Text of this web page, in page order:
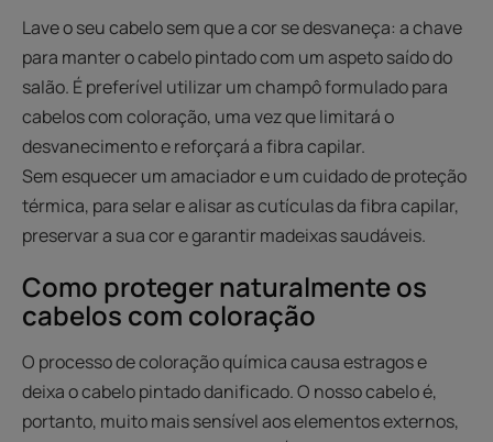
Lave o seu cabelo sem que a cor se desvaneça: a chave
para manter o cabelo pintado com um aspeto saído do
salão. É preferível utilizar um champô formulado para
cabelos com coloração, uma vez que limitará o
desvanecimento e reforçará a fibra capilar.
Sem esquecer um amaciador e um cuidado de proteção
térmica, para selar e alisar as cutículas da fibra capilar,
preservar a sua cor e garantir madeixas saudáveis.
Como proteger naturalmente os
cabelos com coloração
O processo de coloração química causa estragos e
deixa o cabelo pintado danificado. O nosso cabelo é,
portanto, muito mais sensível aos elementos externos,